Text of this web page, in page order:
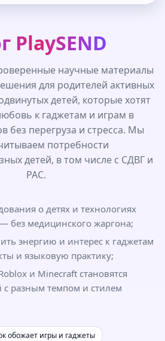
PlaySEND
научные материалы
для родителей активных
детей, которые хотят
к гаджетам и играм в
без перегруза и стресса. Мы
потребности
детей, в том числе с СДВГ и
РАС.
о детях и технологиях
без медицинского жаргона;
энергию и интерес к гаджетам
и языковую практику;
и Minecraft становятся
с разным темпом и стилем
обожает игры и гаджеты